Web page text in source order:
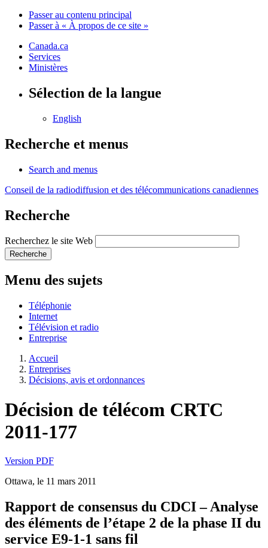
Passer au contenu principal
Passer à « À propos de ce site »
Canada.ca
Services
Ministères
Sélection de la langue
English
Recherche et menus
Search and menus
Conseil de la radiodiffusion et des télécommunications canadiennes
Recherche
Recherchez le site Web
Recherche
Menu des sujets
Téléphonie
Internet
Télévision et radio
Entreprise
Accueil
Entreprises
Décisions, avis et ordonnances
Décision de télécom CRTC
2011-177
Version PDF
Ottawa, le 11 mars 2011
Rapport de consensus du CDCI – Analyse
des éléments de l’étape 2 de la phase II du
service E9-1-1 sans fil